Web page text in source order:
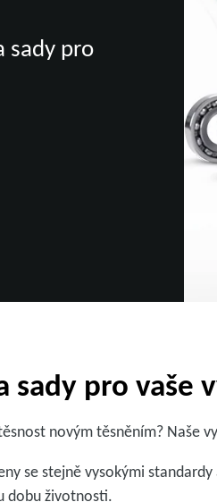
sady pro
sady pro vaše
novým těsněním? Naše
se stejně vysokými
dobu životnosti.